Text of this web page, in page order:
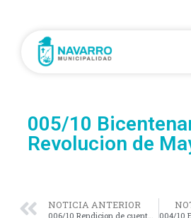
005/10
Revolucion de
NOTICIA ANTERIOR
006/10 Rendicion de cuentas 2009